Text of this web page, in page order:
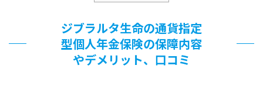
ジブラルタ生命の通貨指定
型個人年金保険の保障内容
やデメリット、口コミ